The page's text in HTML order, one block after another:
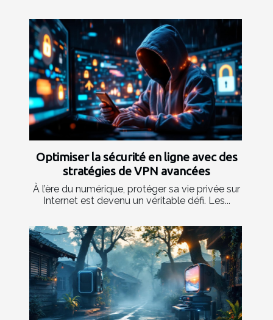
Optimiser la sécurité en ligne avec des
stratégies de VPN avancées
À l’ère du numérique, protéger sa vie privée sur
Internet est devenu un véritable défi. Les...